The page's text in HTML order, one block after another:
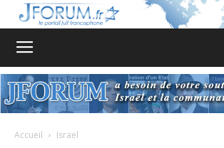
Accueil Israel